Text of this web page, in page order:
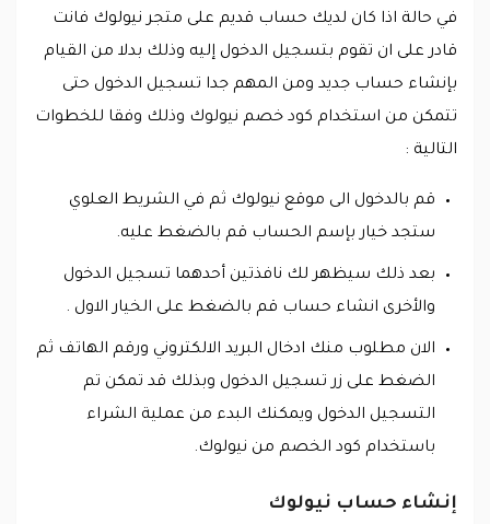
في حالة اذا كان لديك حساب قديم على متجر نيولوك فانت
قادر على ان تقوم بتسجيل الدخول إليه وذلك بدلا من القيام
بإنشاء حساب جديد ومن المهم جدا تسجيل الدخول حتى
تتمكن من استخدام كود خصم نيولوك وذلك وفقا للخطوات
التالية :
قم بالدخول الى موقع نيولوك ثم في الشريط العلوي
ستجد خيار بإسم الحساب قم بالضغط عليه.
بعد ذلك سيظهر لك نافذتين أحدهما تسجيل الدخول
والأخرى انشاء حساب قم بالضغط على الخيار الاول .
الان مطلوب منك ادخال البريد الالكتروني ورقم الهاتف ثم
الضغط على زر تسجيل الدخول وبذلك قد تمكن تم
التسجيل الدخول ويمكنك البدء من عملية الشراء
باستخدام كود الخصم من نيولوك.
إنشاء حساب نيولوك